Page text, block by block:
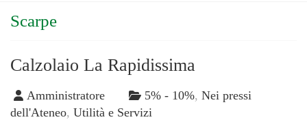
Scarpe
Calzolaio La Rapidissima
Amministratore 5% - 10%, Nei pressi
dell'Ateneo, Utilità e Servizi